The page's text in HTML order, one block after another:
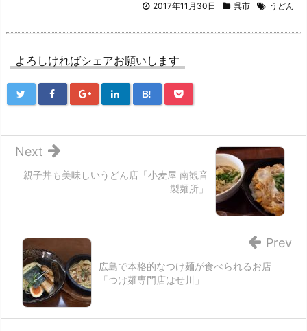
2017年11月30日 呉市 うどん
よろしければシェアお願いします
B!
親子丼も美味しいうどん店「小麦屋 南観音
製麺所」
Next
広島で本格的なつけ麺が食べられるお店
「つけ麺専門店はせ川」
Prev